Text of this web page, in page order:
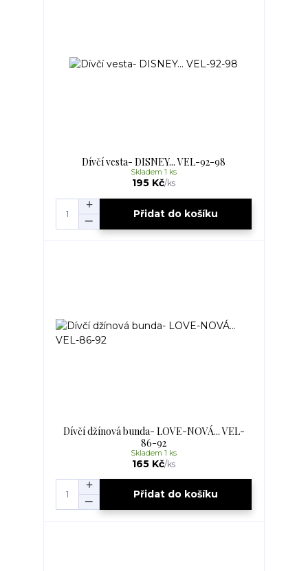
Dívčí vesta- DISNEY... VEL-92-98
195 Kč/ks
Skladem 1 ks
Přidat do košíku
Dívčí džínová bunda- LOVE-NOVÁ... VEL-
86-92
165 Kč/ks
Skladem 1 ks
Přidat do košíku